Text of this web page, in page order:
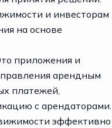
и инвесторам
на основе
приложения и
арендным
платежей,
с арендаторами.
эффективно